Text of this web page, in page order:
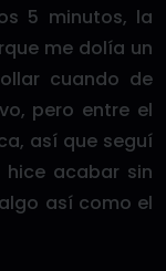
5 minutos, la
me dolía un
cuando de
pero entre el
así que seguí
acabar sin
así como el